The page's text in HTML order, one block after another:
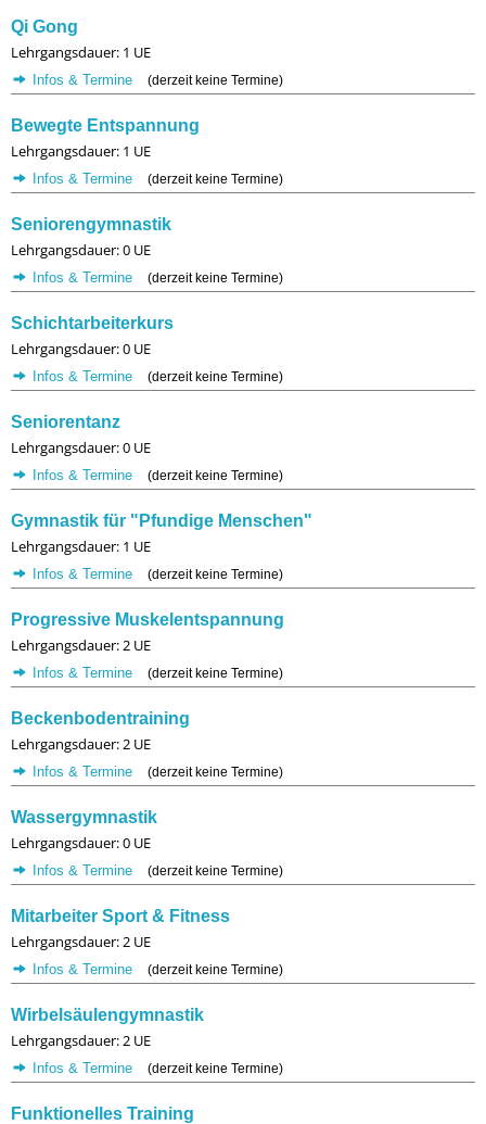
Qi Gong
Lehrgangsdauer: 1 UE
Infos & Termine (derzeit keine Termine)
Bewegte Entspannung
Lehrgangsdauer: 1 UE
Infos & Termine (derzeit keine Termine)
Seniorengymnastik
Lehrgangsdauer: 0 UE
Infos & Termine (derzeit keine Termine)
Schichtarbeiterkurs
Lehrgangsdauer: 0 UE
Infos & Termine (derzeit keine Termine)
Seniorentanz
Lehrgangsdauer: 0 UE
Infos & Termine (derzeit keine Termine)
Gymnastik für "Pfundige Menschen"
Lehrgangsdauer: 1 UE
Infos & Termine (derzeit keine Termine)
Progressive Muskelentspannung
Lehrgangsdauer: 2 UE
Infos & Termine (derzeit keine Termine)
Beckenbodentraining
Lehrgangsdauer: 2 UE
Infos & Termine (derzeit keine Termine)
Wassergymnastik
Lehrgangsdauer: 0 UE
Infos & Termine (derzeit keine Termine)
Mitarbeiter Sport & Fitness
Lehrgangsdauer: 2 UE
Infos & Termine (derzeit keine Termine)
Wirbelsäulengymnastik
Lehrgangsdauer: 2 UE
Infos & Termine (derzeit keine Termine)
Funktionelles Training